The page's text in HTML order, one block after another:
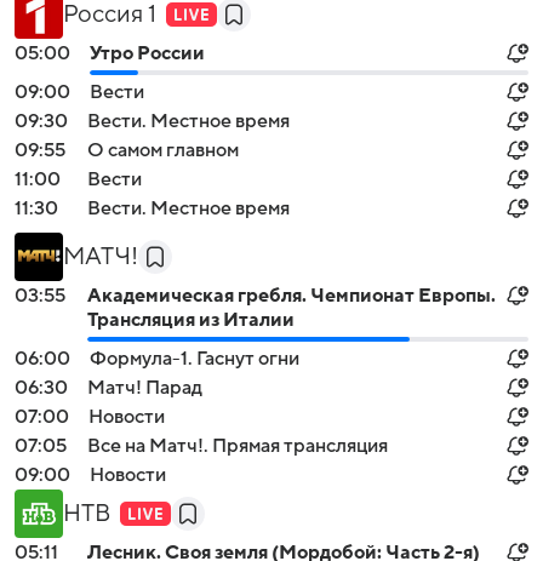
Россия 1
05:00
Утро России
09:00
Вести
09:30
Вести. Местное время
09:55
О самом главном
11:00
Вести
11:30
Вести. Местное время
МАТЧ!
03:55
Академическая гребля. Чемпионат Европы.
Трансляция из Италии
06:00
Формула-1. Гаснут огни
06:30
Матч! Парад
07:00
Новости
07:05
Все на Матч!. Прямая трансляция
09:00
Новости
НТВ
05:11
Лесник. Своя земля (Мордобой: Часть 2-я)